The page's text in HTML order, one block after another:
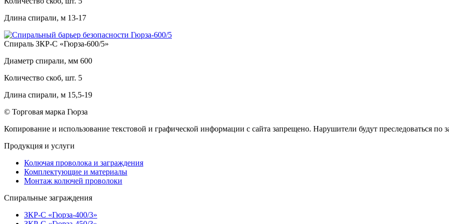
Длина спирали, м 13-17
Спираль ЗКР-С «Гюрза-600/5»
Диаметр спирали, мм 600
Количество скоб, шт. 5
Длина спирали, м 15,5-19
© Торговая марка Гюрза
Копирование и использование текстовой и графической информации с сайта запрещено. Нарушители будут преследоваться по
Продукция и услуги
Колючая проволока и заграждения
Комплектующие и материалы
Монтаж колючей проволоки
Спиральные заграждения
ЗКР-С «Гюрза-400/3»